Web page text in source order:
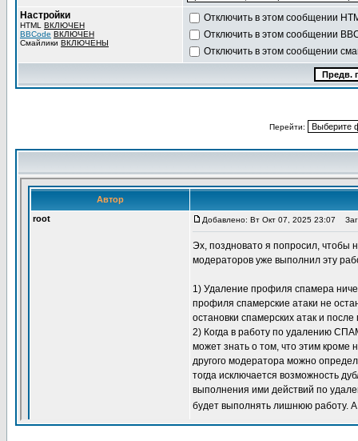
Настройки
HTML ВКЛЮЧЕН
BBCode ВКЛЮЧЕН
Смайлики ВКЛЮЧЕНЫ
Отключить в этом сообщении
Отключить в этом сообщении
Отключить в этом сообщении
Перейти: